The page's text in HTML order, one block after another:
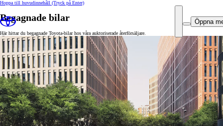
Hoppa till huvudinnehåll (Tryck på Enter)
Öppna
Begagnade bilar
Här hittar du begagnade Toyota-bilar hos våra auktoriserade återförsäljare.